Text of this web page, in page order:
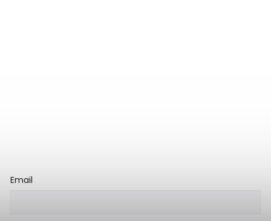
Email